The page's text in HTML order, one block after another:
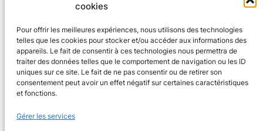
cookies
Pour offrir les meilleures expériences, nous utilisons des technologies
telles que les cookies pour stocker et/ou accéder aux informations des
appareils. Le fait de consentir à ces technologies nous permettra de
traiter des données telles que le comportement de navigation ou les ID
uniques sur ce site. Le fait de ne pas consentir ou de retirer son
consentement peut avoir un effet négatif sur certaines caractéristiques
et fonctions.
Gérer les services
Agenda 24
L'agenda des manifestations et activités en Dordogne
Tous les événements